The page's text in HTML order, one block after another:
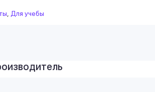
Для учебы